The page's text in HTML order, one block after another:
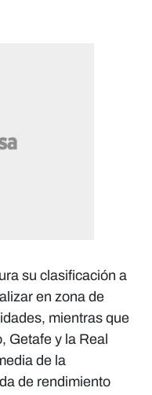
su clasificación a
en zona de
mientras que
Getafe y la Real
de la
de rendimiento